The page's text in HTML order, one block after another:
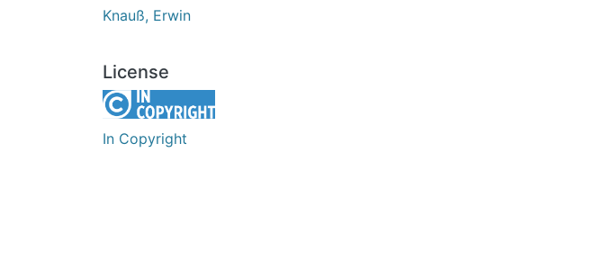
Knauß, Erwin
License
In Copyright